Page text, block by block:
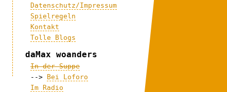
Datenschutz/Impressum
Spielregeln
Kontakt
Tolle Blogs
daMax woanders
In der Suppe
-->
Bei Loforo
Im Radio